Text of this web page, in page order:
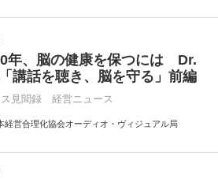
年、脳の健康を保つには Dr.
講話を聴き、脳を守る」前編
ス見聞録 経営ニュース
経営合理化協会オーディオ・ヴィジュアル局